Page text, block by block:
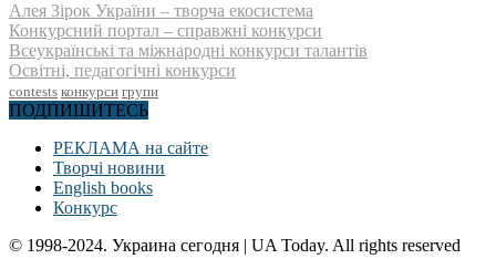
Алея Зірок України – творча екосистема
Конкурсний портал – справжні конкурси
Всеукраїнські та міжнародні конкурси талантів
Освітні, педагогічні конкурси
contests конкурси групи
ПОДПИШИТЕСЬ
РЕКЛАМА на сайте
Творчі новини
English books
Конкурс
© 1998-2024. Украина сегодня | UA Today. All rights reserved